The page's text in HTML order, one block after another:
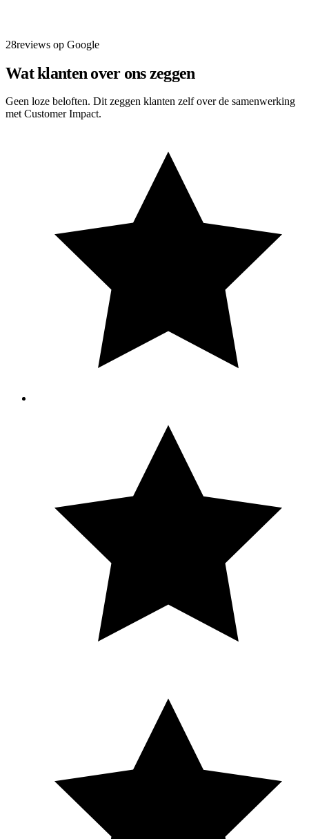
28reviews op Google
Wat klanten over ons zeggen
Geen loze beloften. Dit zeggen klanten zelf over de samenwerking
met Customer Impact.